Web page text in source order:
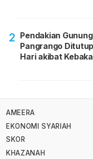
2 Pendakian
Pangrango
Hari akibat
AMEERA
EKONOMI SYARIAH
SKOR
KHAZANAH